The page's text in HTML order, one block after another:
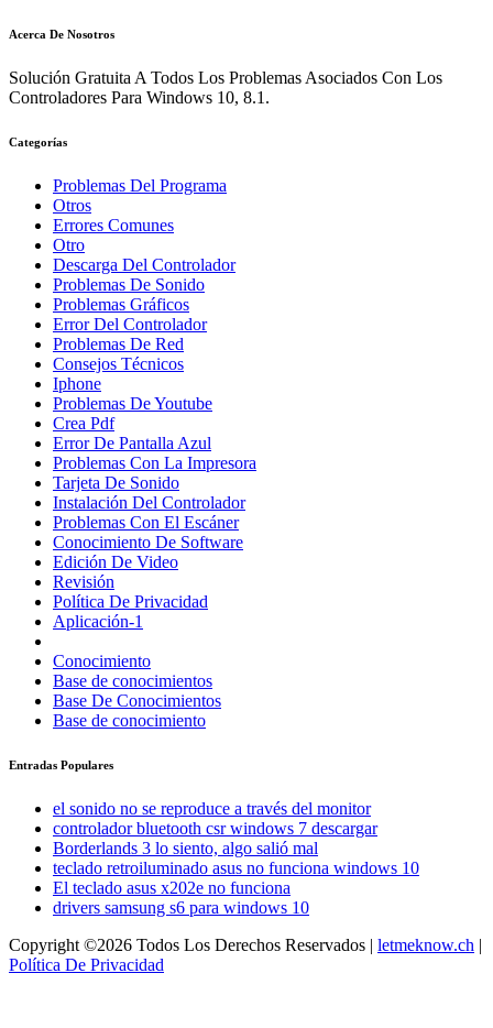
Acerca De Nosotros
Solución Gratuita A Todos Los Problemas Asociados Con Los
Controladores Para Windows 10, 8.1.
Categorías
Problemas Del Programa
Otros
Errores Comunes
Otro
Descarga Del Controlador
Problemas De Sonido
Problemas Gráficos
Error Del Controlador
Problemas De Red
Consejos Técnicos
Iphone
Problemas De Youtube
Crea Pdf
Error De Pantalla Azul
Problemas Con La Impresora
Tarjeta De Sonido
Instalación Del Controlador
Problemas Con El Escáner
Conocimiento De Software
Edición De Video
Revisión
Política De Privacidad
Aplicación-1
Conocimiento
Base de conocimientos
Base De Conocimientos
Base de conocimiento
Entradas Populares
el sonido no se reproduce a través del monitor
controlador bluetooth csr windows 7 descargar
Borderlands 3 lo siento, algo salió mal
teclado retroiluminado asus no funciona windows 10
El teclado asus x202e no funciona
drivers samsung s6 para windows 10
Copyright ©2026 Todos Los Derechos Reservados | letmeknow.ch |
Política De Privacidad